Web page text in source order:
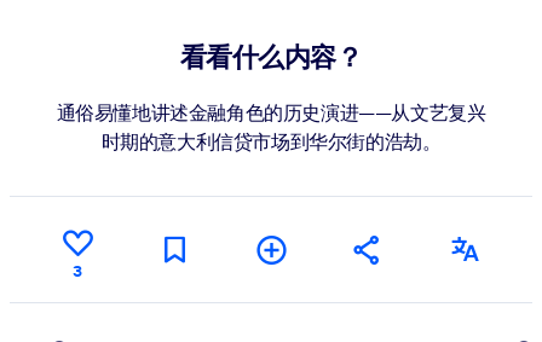
利用可靠、结构化的知识为您的人工智能系统提供动力，以改善输
看看什么内容？
通俗易懂地讲述金融角色的历史演进——从文艺复兴
时期的意大利信贷市场到华尔街的浩劫。
3